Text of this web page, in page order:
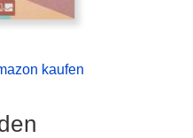
kaufen